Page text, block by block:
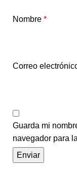
Nombre *
Correo
Guarda mi
navegador para